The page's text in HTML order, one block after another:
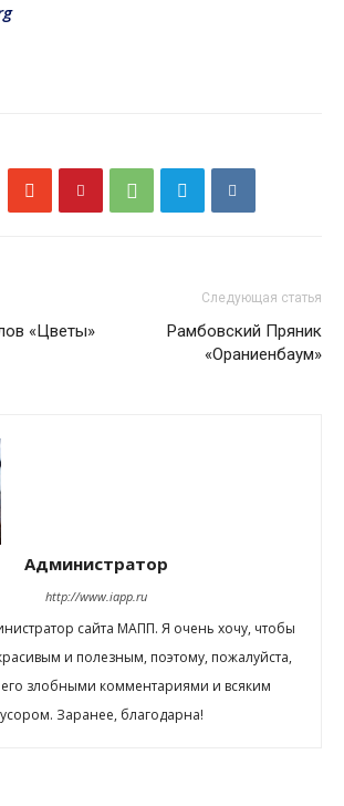
«Цветы»
Следующая статья
Рамбовский Пряник
«Ораниенбаум»
Администратор
http://www.iapp.ru
сайта МАПП. Я очень хочу, чтобы
и полезным, поэтому, пожалуйста,
злобными комментариями и всяким
Заранее, благодарна!